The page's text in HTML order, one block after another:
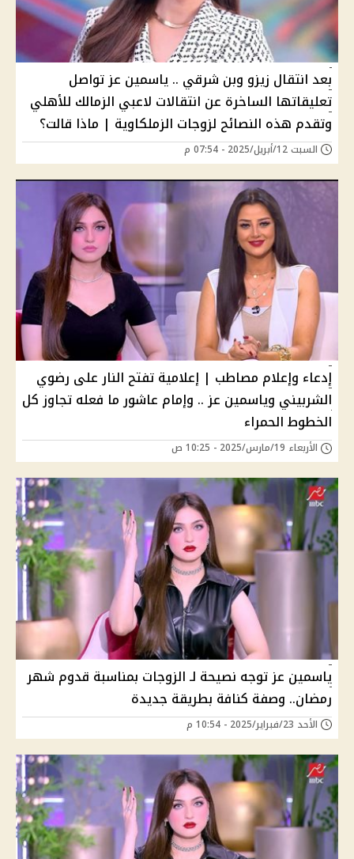
بعد انتقال زيزو وبن شرقي .. ياسمين عز تواصل
تعليقاتها الساخرة عن انتقالات لاعبي الزمالك للأهلي
وتقدم هذه النصائح لزوجات الزملكاوية | ماذا قالت؟
السبت 12/أبريل/2025 - 07:54 م
إدعاء وإعلام مصاطب | إعلامية تفتح النار على رضوي
الشربيني وياسمين عز .. وإمام عاشور ما فعله تجاوز كل
الخطوط الحمراء
الأربعاء 19/مارس/2025 - 10:25 ص
ياسمين عز توجه نصيحة لـ الزوجات بمناسبة قدوم شهر
رمضان.. وصفة كنافة بطريقة جديدة
الأحد 23/فبراير/2025 - 10:54 م